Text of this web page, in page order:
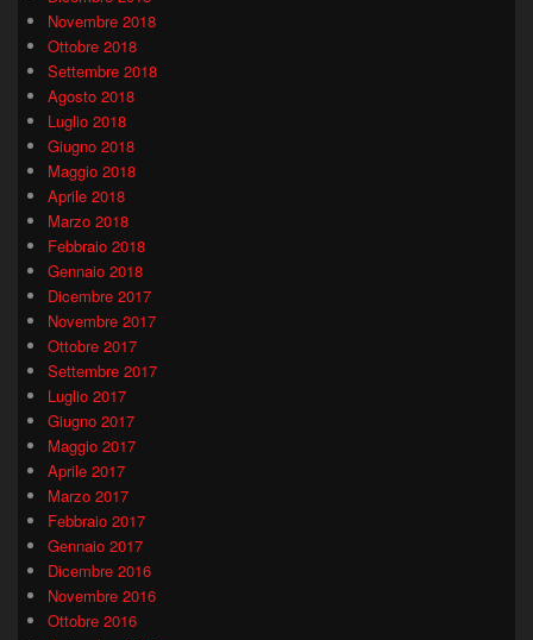
Novembre 2018
Ottobre 2018
Settembre 2018
Agosto 2018
Luglio 2018
Giugno 2018
Maggio 2018
Aprile 2018
Marzo 2018
Febbraio 2018
Gennaio 2018
Dicembre 2017
Novembre 2017
Ottobre 2017
Settembre 2017
Luglio 2017
Giugno 2017
Maggio 2017
Aprile 2017
Marzo 2017
Febbraio 2017
Gennaio 2017
Dicembre 2016
Novembre 2016
Ottobre 2016